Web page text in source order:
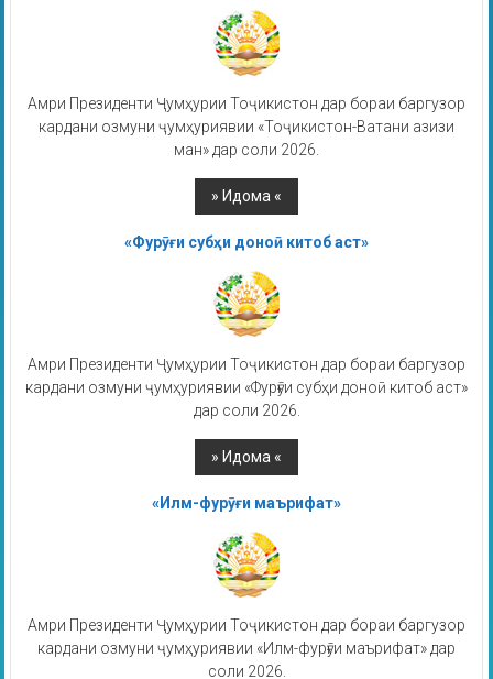
Амри Президенти Ҷумҳурии Тоҷикистон дар бораи баргузор
кардани озмуни ҷумҳуриявии «Тоҷикистон-Ватани азизи
ман» дар соли 2026.
«Фурӯғи субҳи доноӣ китоб аст»
Амри Президенти Ҷумҳурии Тоҷикистон дар бораи баргузор
кардани озмуни ҷумҳуриявии «Фурӯғи субҳи доноӣ китоб аст»
дар соли 2026.
«Илм-фурӯғи маърифат»
Амри Президенти Ҷумҳурии Тоҷикистон дар бораи баргузор
кардани озмуни ҷумҳуриявии «Илм-фурӯғи маърифат» дар
соли 2026.